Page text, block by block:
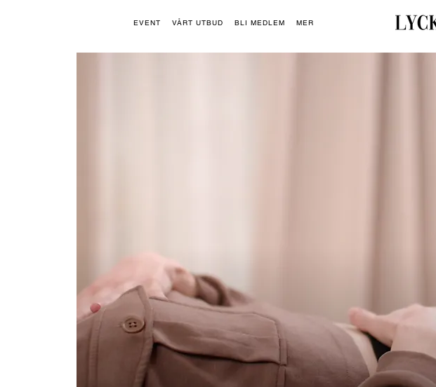
EVENT VÅRT UTBUD BLI MEDLEM MER